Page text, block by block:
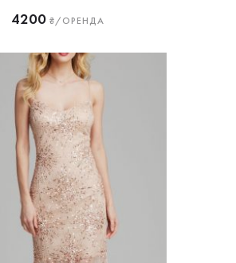
4200₴/ОРЕНДА